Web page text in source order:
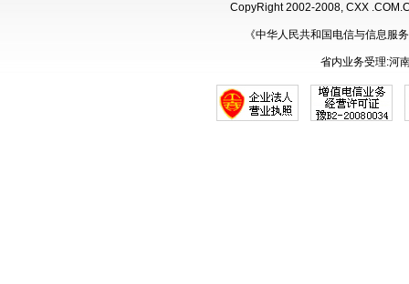
CopyRight 2002-2008, CXX
《中华人民共和国电信与信息服
省内业务受理:河